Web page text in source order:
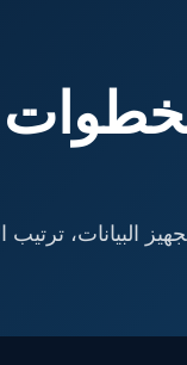
البيانات، ترتيب